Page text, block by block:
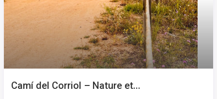
Camí del Corriol – Nature et...